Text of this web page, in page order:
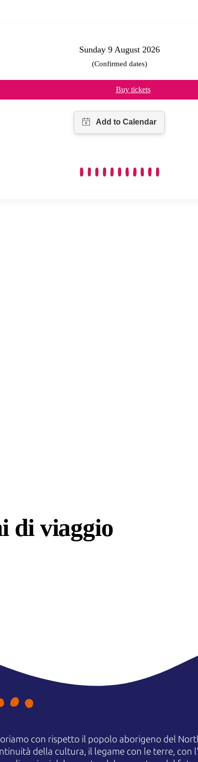
Sunday 9 August 2026
(Confirmed dates)
Buy tickets
di viaggio
con rispetto il popolo aborigeno del
della cultura, il legame con le terre, con